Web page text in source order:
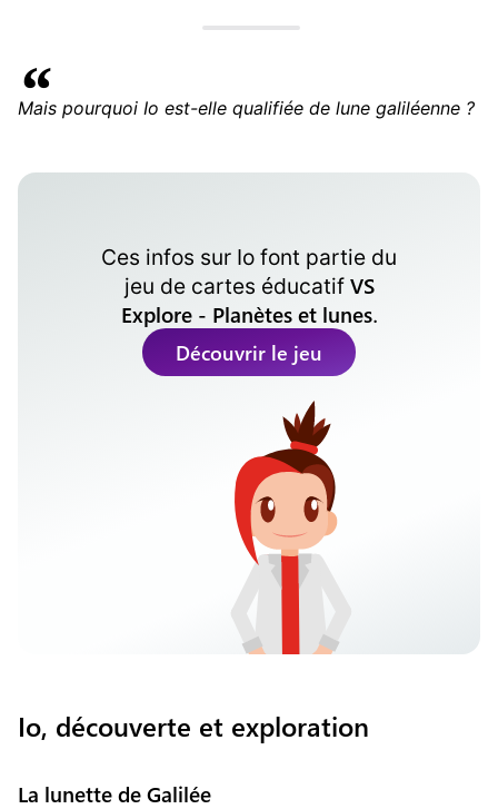
Mais pourquoi Io est-elle qualifiée de lune galiléenne ?
Ces infos sur Io font partie du
jeu de cartes éducatif VS
Explore - Planètes et lunes.
Découvrir le jeu
Io, découverte et exploration
La lunette de Galilée